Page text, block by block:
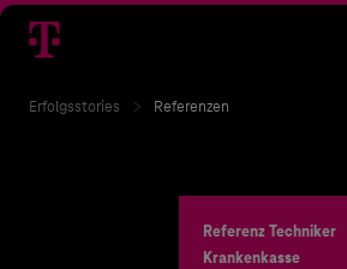
Erfolgsstories Referenzen
Referenz Techniker
Krankenkasse